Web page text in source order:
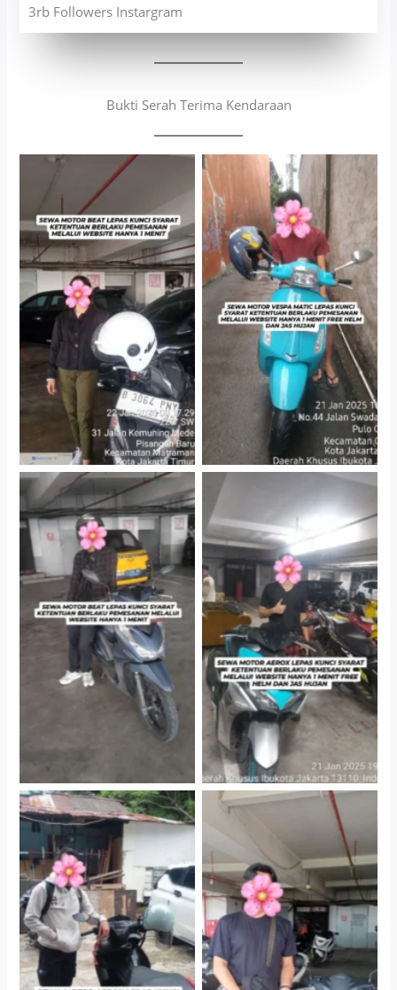
3rb Followers Instargram
Bukti Serah Terima Kendaraan
Cityplaza Jatinegara
Gedung Parkir P6A
Antar Jemput Kendaraan
Cityplaza Jatinegara
Gedung Parkir P6A
Cityplaza Jatinegara
Gedung Parkir P6A
Cabang Jakarta Barat
Cityplaza Jatinegara
Gedung Parkir P6A